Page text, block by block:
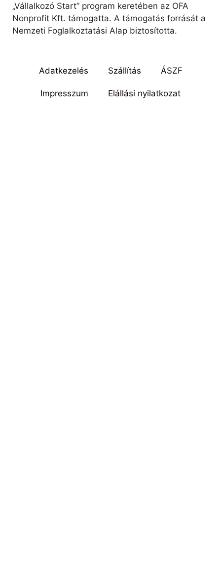
„Vállalkozó Start” program keretében az OFA
Nonprofit Kft. támogatta. A támogatás forrását a
Nemzeti Foglalkoztatási Alap biztosította.
Adatkezelés Szállítás ÁSZF
Impresszum Elállási nyilatkozat